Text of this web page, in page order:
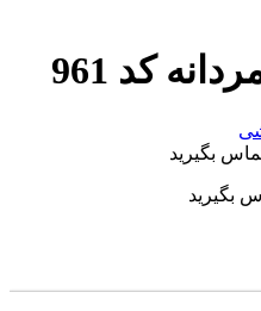
کد 961
بگیرید